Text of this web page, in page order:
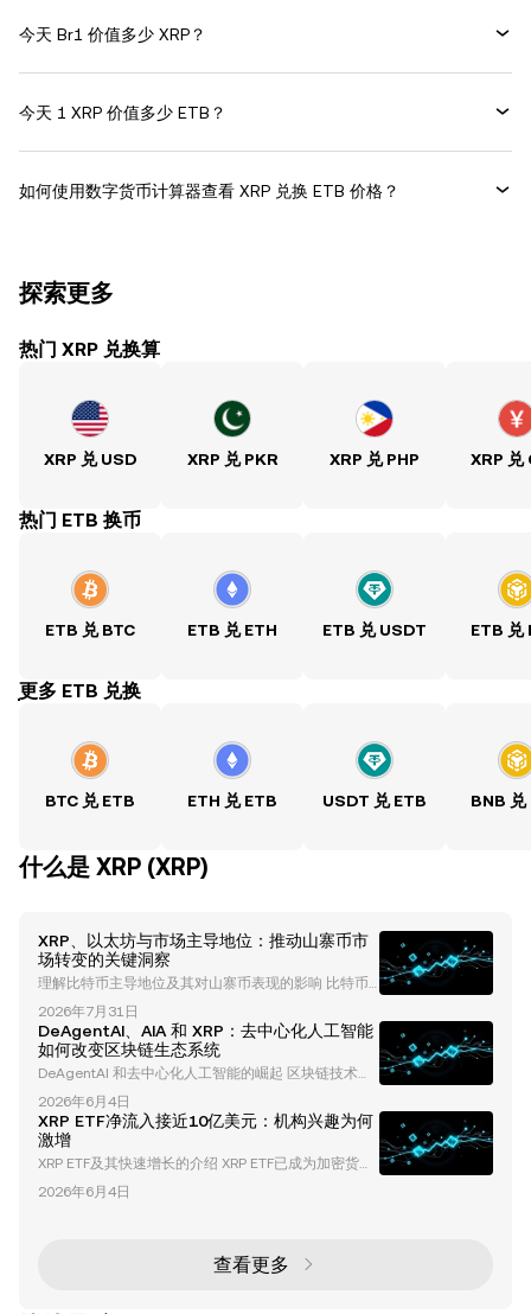
今天 Br1 价值多少 XRP？
今天 1 XRP 价值多少 ETB？
如何使用数字货币计算器查看 XRP 兑换 ETB 价格？
探索更多
热门 XRP 兑换算
XRP 兑 USD XRP 兑 PKR XRP 兑 PHP XRP 兑
热门 ETB 换币
ETB 兑 BTC ETB 兑 ETH ETB 兑 USDT ETB 兑
ִִִִִִִִִִִִִִִִִִִִִִִִִִִִִִִִִִִִִִִִִִִִִִִִ更多 ETB 兑换
BTC 兑 ETB ETH 兑 ETB USDT 兑 ETB BNB 兑
什么是 XRP (XRP)
XRP、以太坊与市场主导地位：推动山寨币市
场转变的关键洞察
理解比特币主导地位及其对山寨币表现的影响 比特币
主导地位长期以来一直是理解加密货币市场趋势的重要
指标。历史上，比特币的主导地位反映了比特币在总加
密货币市值中所占的比例。截至目前，比特币的主导地
位已下降至约60-61%，这表明市场动态可能正在发生
变化。这种下降通常与资金流向山寨币相关，为像 以
太坊（ETH） 和 XRP 这样的资产创造了增长机会。 当
比特币的主导地位下降时，通常表明投资者正在将投资
组
2026年7月31日
DeAgentAI、AIA 和 XRP：去中心化人工智能
如何改变区块链生态系统
DeAgentAI 和去中心化人工智能的崛起 区块链技术与
人工智能（AI）的融合正在彻底改变科技领域，催生出
一系列创新项目，重新定义我们与数字生态系统的交互
方式。其中一个开创性的项目是 DeAgentAI ，这是一
种去中心化的 AI 代理基础设施，旨在促进跨多个区块
链网络的安全、可验证和可扩展的交互。凭借其原生代
币 AIA 和卓越的市场表现，DeAgentAI 正在成为加密
2026年6月4日
XRP ETF净流入接近10亿美元：机构兴趣为何
激增
XRP ETF及其快速增长的介绍 XRP ETF已成为加密货币
领域最具变革性的投资工具之一。在推出数周内，其累
计净流入接近10亿美元，这些ETF以前所未有的速度吸
传统金融市场的更广泛影响。 什么是XRP ETF？ XRP E
TF（交易所交易基金）是一种受监管的投资产品，追
2026年6月4日
查看更多